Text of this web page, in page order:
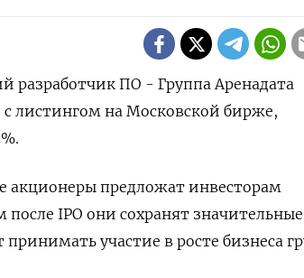
разработчик ПО - Группа Аренадата
листингом на Московской бирже,
акционеры предложат инвесторам
IPO они сохранят
участие в росте бизнеса